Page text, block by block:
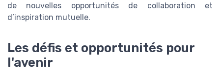
de nouvelles opportunités de collaboration et
d’inspiration mutuelle.
Les défis et opportunités pour
l'avenir